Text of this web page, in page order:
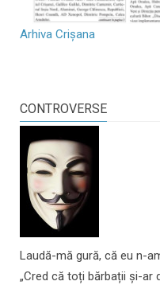
Arhiva Crișana
CONTROVERSE
Laudă-mă gură, că eu n-
„Cred că toți bărbații și-ar